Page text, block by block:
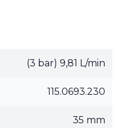
(3 bar) 9,81 L/min
115.0693.230
35 mm